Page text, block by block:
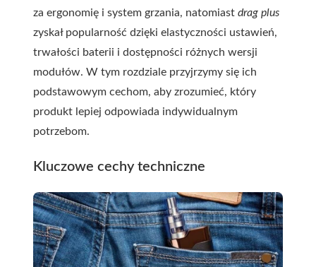
za ergonomię i system grzania, natomiast drag plus
zyskał popularność dzięki elastyczności ustawień,
trwałości baterii i dostępności różnych wersji
modułów. W tym rozdziale przyjrzymy się ich
podstawowym cechom, aby zrozumieć, który
produkt lepiej odpowiada indywidualnym
potrzebom.
Kluczowe cechy techniczne